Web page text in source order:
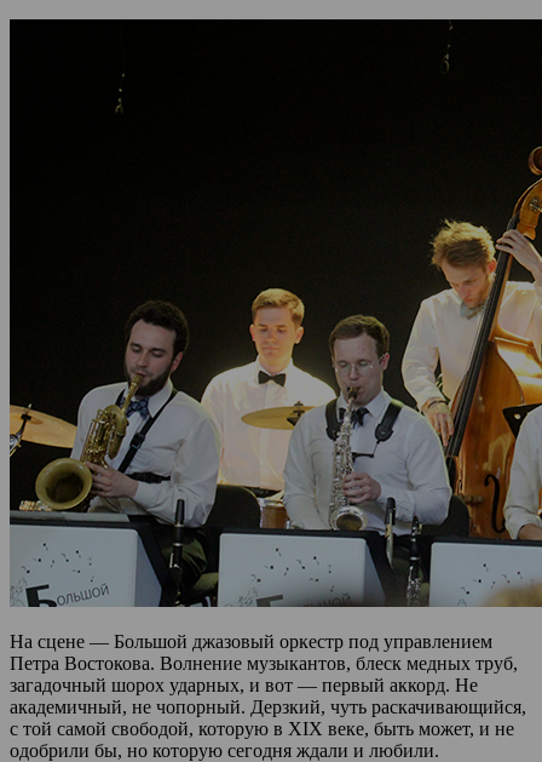
На сцене — Большой джазовый оркестр под управлением
Петра Востокова. Волнение музыкантов, блеск медных труб,
загадочный шорох ударных, и вот — первый аккорд. Не
академичный, не чопорный. Дерзкий, чуть раскачивающийся,
с той самой свободой, которую в XIX веке, быть может, и не
одобрили бы, но которую сегодня ждали и любили.